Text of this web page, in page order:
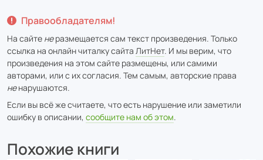
Правообладателям!
На сайте неразмещается сам текст произведения. Только
ссылка на онлайн читалку сайта ЛитНет. И мы верим, что
произведения на этом сайте размещены, или самими
авторами, или с их согласия. Тем самым, авторские права
ненарушаются.
Если вы всё же считаете, что есть нарушение или заметили
ошибку в описании, сообщите нам об этом.
Похожие книги